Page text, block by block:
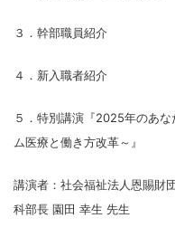
３ ．幹部職員紹介
４．新入職者紹介
５．特別講演 『2025年のあ
ム医療と働き方改革～』
講演者： 社会福祉法人恩賜財
科部長 園田 幸生 先生